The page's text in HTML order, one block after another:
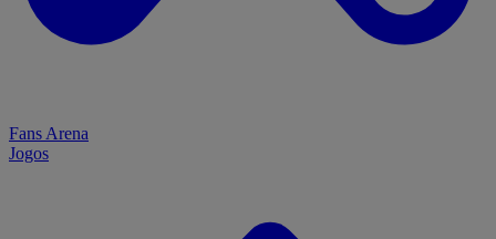
Fans Arena
Jogos